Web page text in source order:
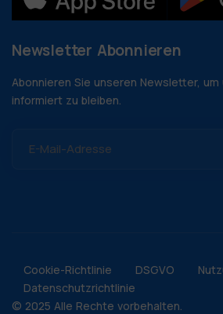
Newsletter Abonnieren
Abonnieren Sie unseren Newsletter,
informiert zu bleiben.
E-Mail-Adresse
© 2025 Alle Rechte vorbehalten.
Cookie-Richtlinie DSGVO
Datenschutzrichtlinie